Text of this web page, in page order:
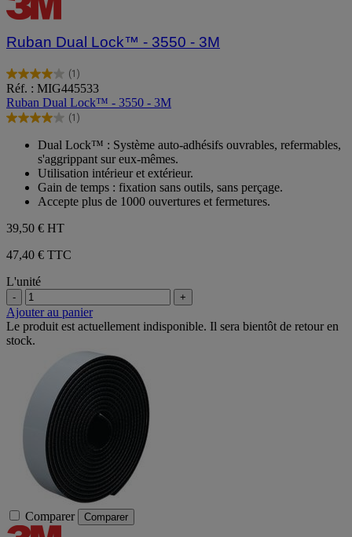
Ruban Dual Lock™ - 3550 - 3M
(1)
4.0
sur
5
étoiles.
avis
Réf. : MIG445533
Ruban Dual Lock™ - 3550 - 3M
(1)
4.0
étoiles.
Dual Lock™ : Système auto-adhésifs ouvrables, refermables,
s'aggrippant sur eux-mêmes.
Utilisation intérieur et extérieur.
Gain de temps : fixation sans outils, sans perçage.
Accepte plus de 1000 ouvertures et fermetures.
39,50 € HT
47,40 € TTC
L'unité
- +
Ajouter au panier
Le produit est actuellement indisponible. Il sera bientôt de retour en
stock.
Comparer Comparer